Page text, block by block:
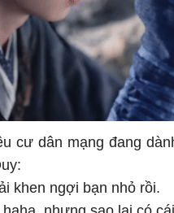
cư dân mạng đang
khen ngợi bạn nhỏ rồi.